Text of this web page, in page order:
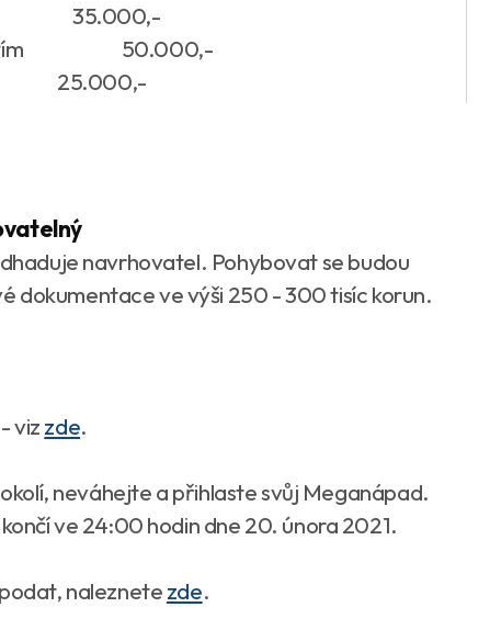
pobitím 50.000,-
navrhovatel. Pohybovat se budou
dokumentace ve výši 250 - 300 tisíc korun.
vizzde.
neváhejte a přihlaste svůj Meganápad.
ve 24:00 hodin dne 20. února 2021.
naleznetezde.